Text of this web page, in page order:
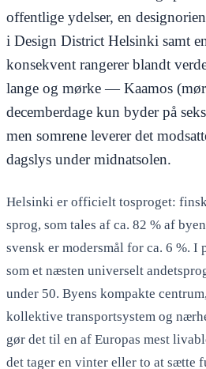
offentlige ydelser, en
i Design District Helsinki samt
konsekvent rangerer blandt
lange og mørke — Kaamos
decemberdage kun byder på
men somrene leverer det
dagslys under midnatsolen.
Helsinki er officielt tosproget:
sprog, som tales af ca. 82 % af
svensk er modersmål for ca. 6 %. I
som et næsten universelt
under 50. Byens kompakte
kollektive transportsystem og
gør det til en af Europas mest
det tager en vinter eller to at sætte